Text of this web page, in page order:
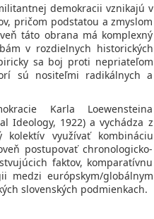
demokracii vznikajú v
pričom podstatou a zmyslom
táto obrana má komplexný
v rozdielnych historických
sa boj proti nepriateľom
sú nositeľmi radikálnych a
Karla Loewensteina
Ideology, 1922) a vychádza z
kolektív využívať kombináciu
postupovať chronologicko-
faktov, komparatívnu
medzi európskym/globálnym
slovenských podmienkach.